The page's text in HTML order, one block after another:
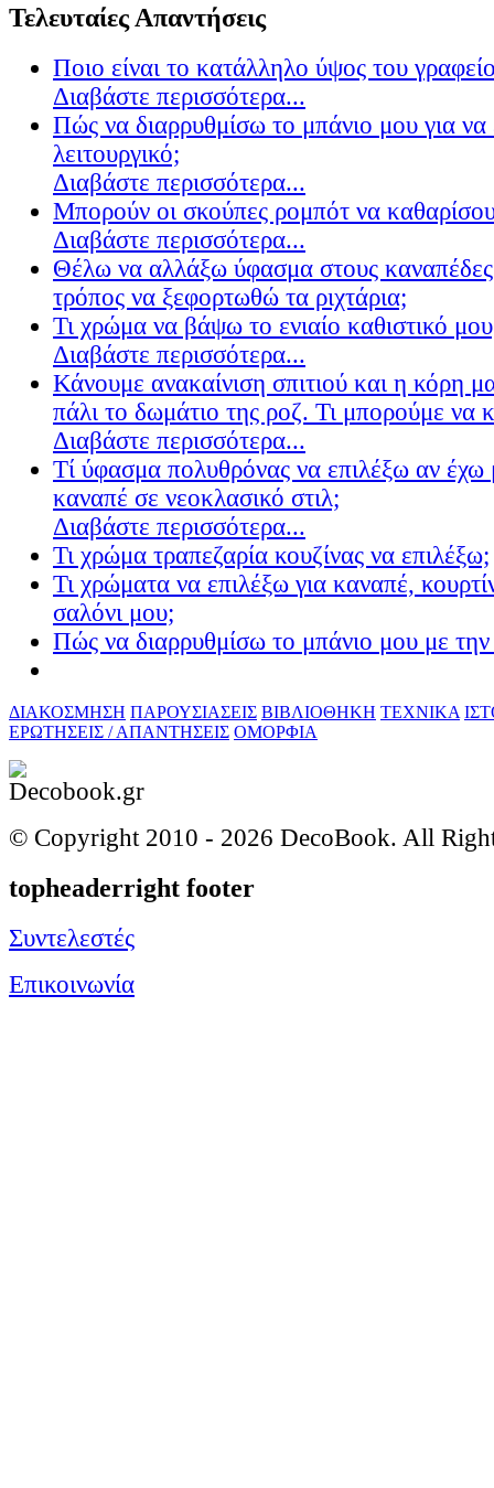
Τελευταίες Απαντήσεις
Ποιο είναι το κατάλληλο ύψος του
Διαβάστε περισσότερα...
Πώς να διαρρυθμίσω το μπάνιο μου για να
λειτουργικό;
Διαβάστε περισσότερα...
Μπορούν οι σκούπες ρομπότ να
Διαβάστε περισσότερα...
Θέλω να αλλάξω ύφασμα στους
τρόπος να ξεφορτωθώ τα ριχτάρια;
Τι χρώμα να βάψω το ενιαίο καθιστικό
Διαβάστε περισσότερα...
Κάνουμε ανακαίνιση σπιτιού και η κόρη
πάλι το δωμάτιο της ροζ. Τι μπορούμε να
Διαβάστε περισσότερα...
Τί ύφασμα πολυθρόνας να επιλέξω αν έχω
καναπέ σε νεοκλασικό στιλ;
Διαβάστε περισσότερα...
Τι χρώμα τραπεζαρία κουζίνας να επιλέξω;
Τι χρώματα να επιλέξω για καναπέ,
σαλόνι μου;
Πώς να διαρρυθμίσω το μπάνιο μου με την
ΔΙΑΚΟΣΜΗΣΗ ΠΑΡΟΥΣΙΑΣΕΙΣ ΒΙΒΛΙΟΘΗΚΗ ΤΕΧΝΙΚΑ
ΕΡΩΤΗΣΕΙΣ / ΑΠΑΝΤΗΣΕΙΣ ΟΜΟΡΦΙΑ
© Copyright 2010 - 2026 DecoBook. All
topheaderright footer
Συντελεστές
Επικοινωνία